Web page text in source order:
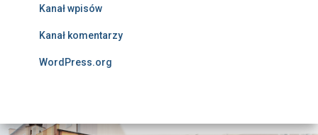
Kanał wpisów
Kanał komentarzy
WordPress.org